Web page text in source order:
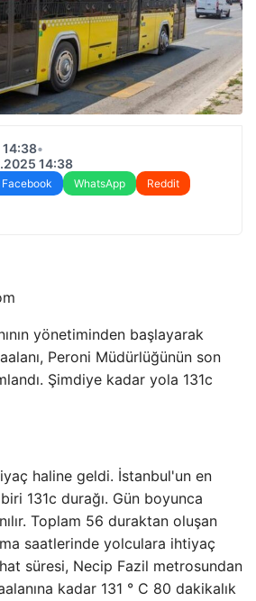
•
14:38
Facebook WhatsApp
Reddit
yönetiminden başlayarak
Peroni Müdürlüğünün son
Şimdiye kadar yola 131c
haline geldi. İstanbul'un en
131c durağı. Gün boyunca
Toplam 56 duraktan oluşan
saatlerinde yolculara ihtiyaç
süresi, Necip Fazil metrosundan
kadar 131 ° C 80 dakikalık